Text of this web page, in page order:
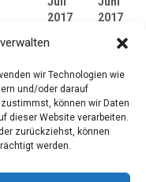
2017
2017
Mai
April
März
2017
2017
Januar
2017
NovemberOktober
wir Technologien wie
und/oder darauf
können wir Daten
dieser Website verarbeiten.
zurückziehst, können
werden.